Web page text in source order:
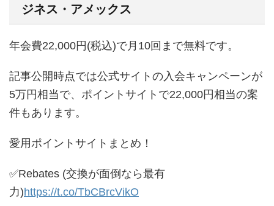
ジネス・アメックス
年会費22,000円(税込)で月10回まで無料です。
記事公開時点では公式サイトの入会キャンペーンが
5万円相当で、ポイントサイトで22,000円相当の案
件もあります。
愛用ポイントサイトまとめ！
✅Rebates (交換が面倒なら最有
力)https://t.co/TbCBrcVikO